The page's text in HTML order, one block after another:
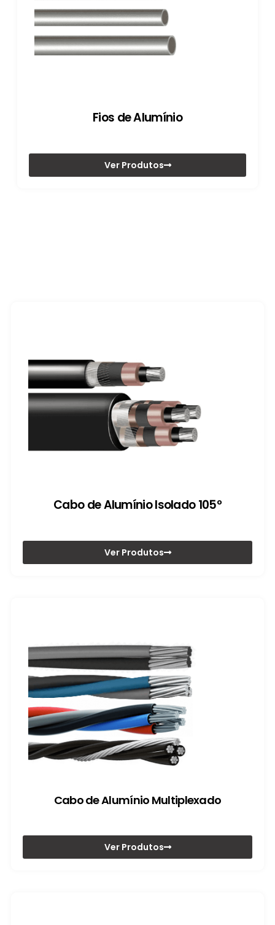
Fios de Alumínio
Ver Produtos
Cabo de Alumínio Isolado 105º
Ver Produtos
Cabo de Alumínio Multiplexado
Ver Produtos